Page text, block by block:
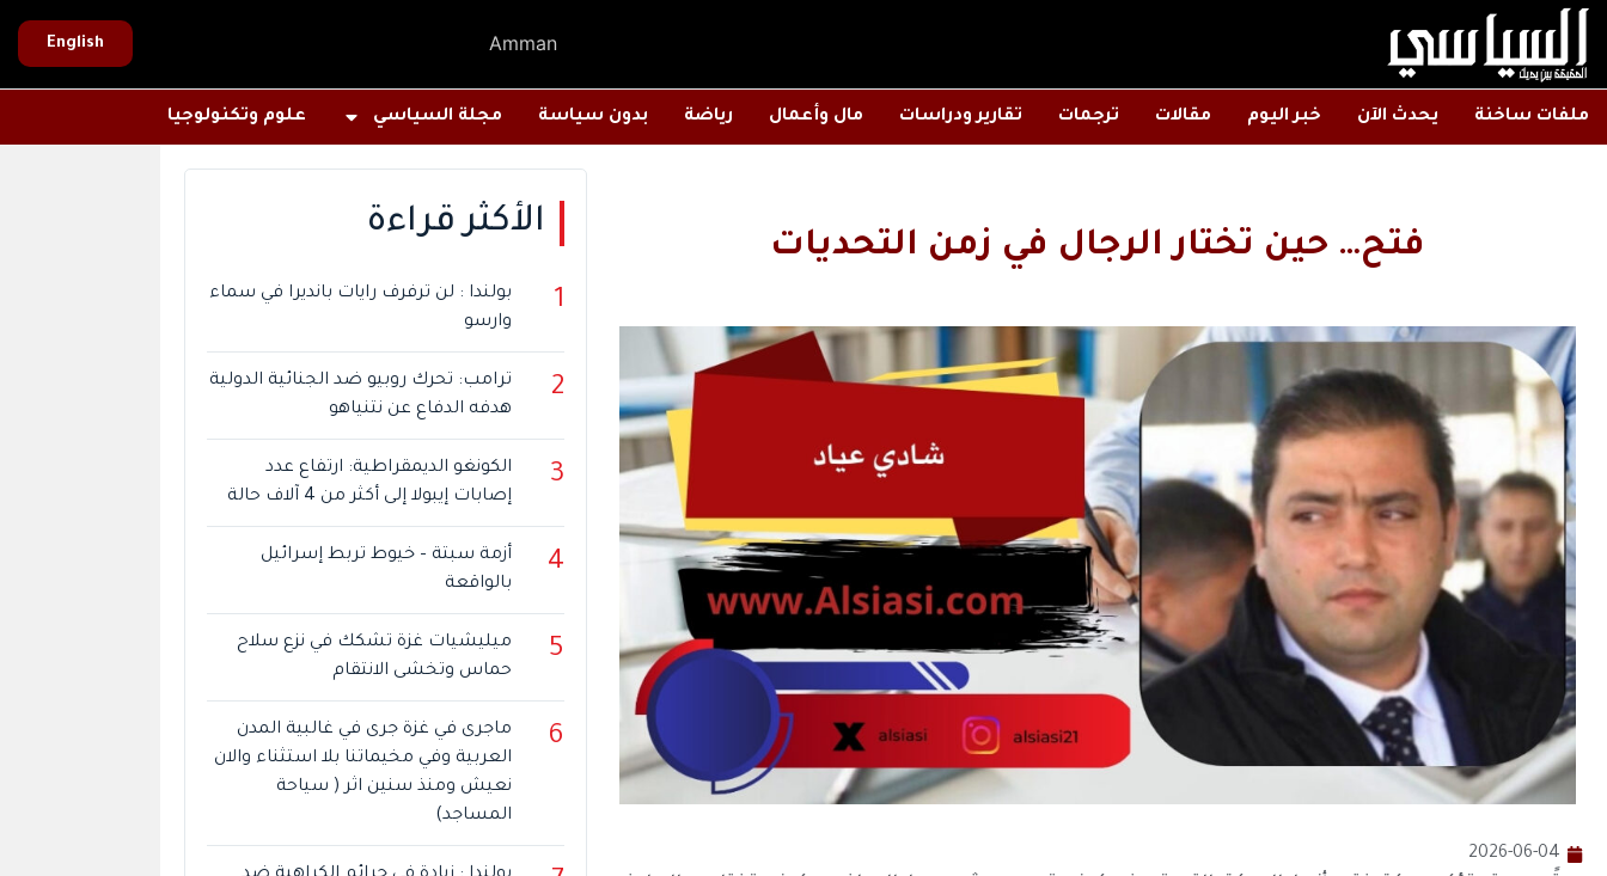
Amman
English
ملفات ساخنة يحدث الآن خبر اليوم مقالات ترجمات تقارير ودراسات مال وأعمال رياضة بدون سياسة مجلة السياسي علوم وتكنولوجيا
فتح… حين تختار الرجال في زمن التحديات
2026-06-04
الأكثر قراءة
1
بولندا : لن ترفرف رايات بانديرا في سماء
وارسو
2
ترامب: تحرك روبيو ضد الجنائية الدولية
هدفه الدفاع عن نتنياهو
3
الكونغو الديمقراطية: ارتفاع عدد
إصابات إيبولا إلى أكثر من 4 آلاف حالة
4
أزمة سبتة – خيوط تربط إسرائيل
بالواقعة
5
ميليشيات غزة تشكك في نزع سلاح
حماس وتخشى الانتقام
6
ماجرى في غزة جرى في غالبية المدن
العربية وفي مخيماتنا بلا استثناء والان
نعيش ومنذ سنين اثر ( سياحة
المساجد)